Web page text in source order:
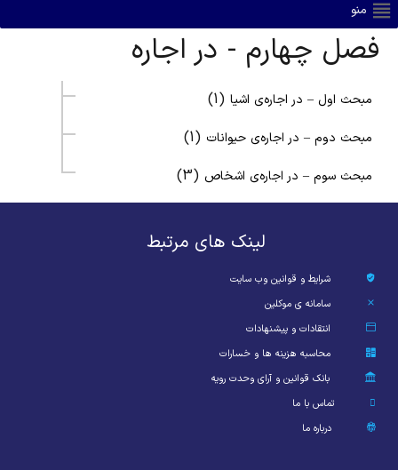
منو
فصل چهارم - در اجاره
مبحث اول – در اجاره‌ی اشیا (1)
مبحث دوم – در اجاره‌ی حیوانات (1)
مبحث سوم – در اجاره‌ی اشخاص (3)
لینک های مرتبط
شرایط و قوانین وب سایت
سامانه ی موکلین
انتقادات و پیشنهادات
محاسبه هزینه ها و خسارات
بانک قوانین و آرای وحدت رویه
تماس با ما
درباره ما